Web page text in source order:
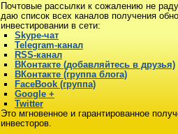
Почтовые рассылки к сожалению не
даю список всех каналов получения
инвестировании в сети:
Skype-чат
Telegram-канал
RSS-канал
ВКонтакте (добавляйтесь в друзья)
ВКонтакте (группа блога)
FaceBook (группа)
Google +
Twitter
Это мгновенное и гарантированное
инвесторов.